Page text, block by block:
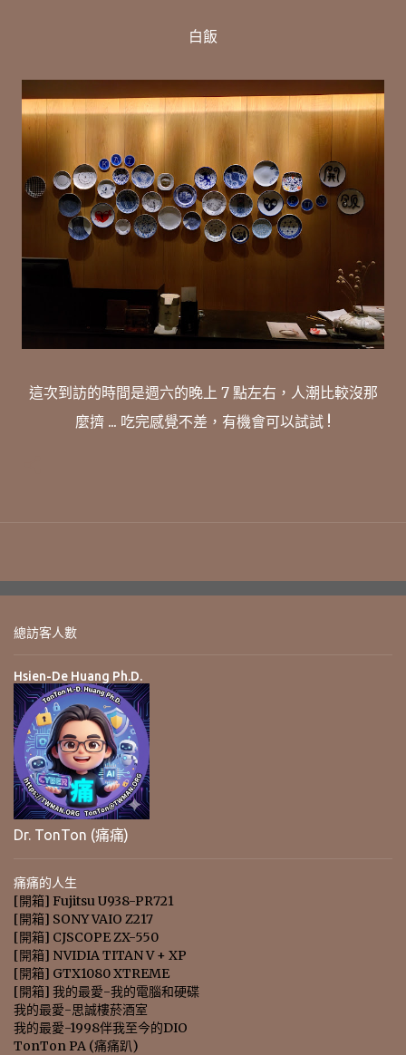
白飯
這次到訪的時間是週六的晚上 7 點左右，人潮比較沒那
麼擠 ... 吃完感覺不差，有機會可以試試 !
總訪客人數
Hsien-De Huang Ph.D.
Dr. TonTon (痛痛)
痛痛的人生
[開箱] Fujitsu U938-PR721
[開箱] SONY VAIO Z217
[開箱] CJSCOPE ZX-550
[開箱] NVIDIA TITAN V + XP
[開箱] GTX1080 XTREME
[開箱] 我的最愛-我的電腦和硬碟
我的最愛-思誠樓菸酒室
我的最愛-1998伴我至今的DIO
TonTon PA (痛痛趴)